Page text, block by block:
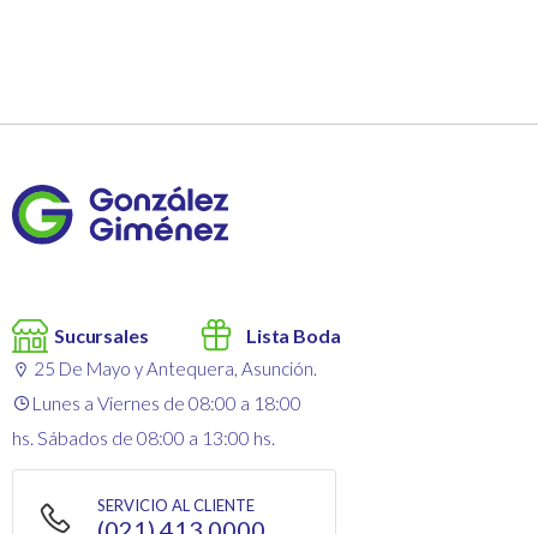
Sucursales Lista Boda
25 De Mayo y Antequera, Asunción.
Lunes a Viernes de 08:00 a 18:00
hs. Sábados de 08:00 a 13:00 hs.
SERVICIO AL CLIENTE